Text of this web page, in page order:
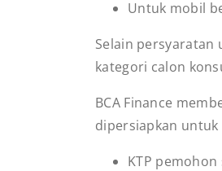
Untuk mobil
Selain persyaratan
kategori calon
BCA Finance
dipersiapkan
KTP